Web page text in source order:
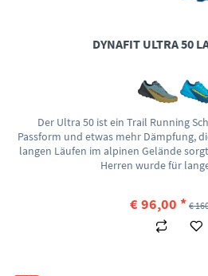
DYNAFIT ULTRA 50
Der Ultra 50 ist ein Trail Running
Passform und etwas mehr Dämpfung,
langen Läufen im alpinen Gelände
Herren wurde für
€ 96,00 * €